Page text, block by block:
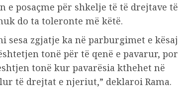
e posaçme për shkelje të të drejtave të
do ta toleronte më këtë.
sesa zgjatje ka në parburgimet e kësaj
tonë për të qenë e pavarur, por
tonë kur pavarësia kthehet në
të drejtat e njeriut,” deklaroi Rama.